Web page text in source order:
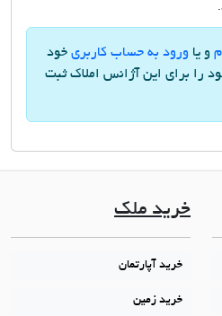
و یا ورود به حساب کاربری خود
را برای این آژانس املاک ثبت
خرید ملک
خرید آپارتمان
خرید زمین